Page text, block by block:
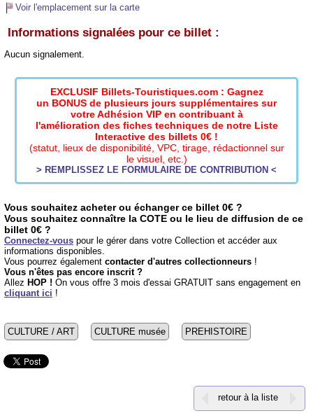
Voir l'emplacement sur la carte
Informations signalées pour ce billet :
Aucun signalement.
EXCLUSIF Billets-Touristiques.com : Gagnez
un BONUS de plusieurs jours supplémentaires sur
votre Adhésion VIP en contribuant à
l'amélioration des fiches techniques de notre Liste
Interactive des billets 0€ !
(statut, lieux de disponibilité, VPC, tirage, rédactionnel sur
le visuel, etc.)
> REMPLISSEZ LE FORMULAIRE DE CONTRIBUTION <
Vous souhaitez acheter ou échanger ce billet 0€ ?
Vous souhaitez connaître la COTE ou le lieu de diffusion de ce
billet 0€ ?
Connectez-vous pour le gérer dans votre Collection et accéder aux
informations disponibles.
Vous pourrez également contacter d'autres collectionneurs !
Vous n'êtes pas encore inscrit ?
Allez HOP ! On vous offre 3 mois d'essai GRATUIT sans engagement en
cliquant ici !
CULTURE / ART CULTURE musée PREHISTOIRE
retour à la liste